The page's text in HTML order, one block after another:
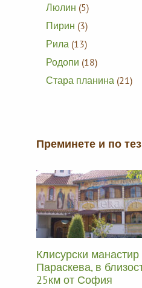
Люлин (5)
Пирин (3)
Рила (13)
Родопи (18)
Стара планина (21)
Преминете и по
Клисурски
Параскева, в
25км от София